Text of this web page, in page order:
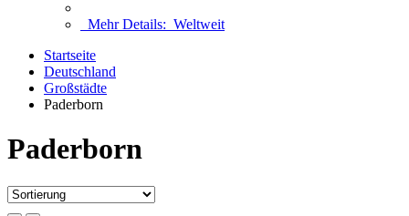
Mehr Details: Weltweit
Startseite
Deutschland
Großstädte
Paderborn
Paderborn